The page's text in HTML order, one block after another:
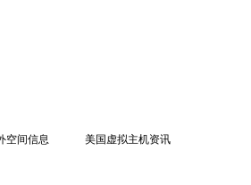
空间信息 美国虚拟主机资讯